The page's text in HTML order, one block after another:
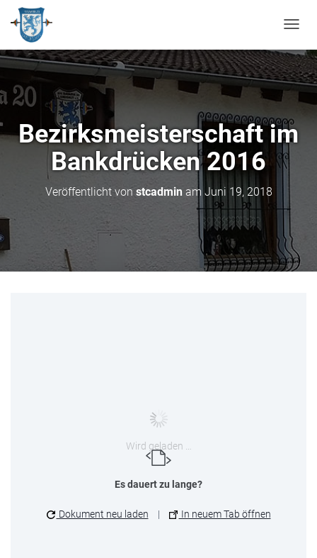
A
V
I
I
O
A
L
T
Bezirksmeisterschaft im
Bankdrücken 2016
Veröffentlicht von stcadminam Juni 19, 2018
Wird geladen …
Es dauert zu lange?
Dokument neu laden | In neuem Tab öffnen